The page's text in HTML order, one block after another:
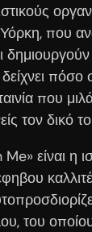
που
πόσο
που
τον δικό
είναι η
του